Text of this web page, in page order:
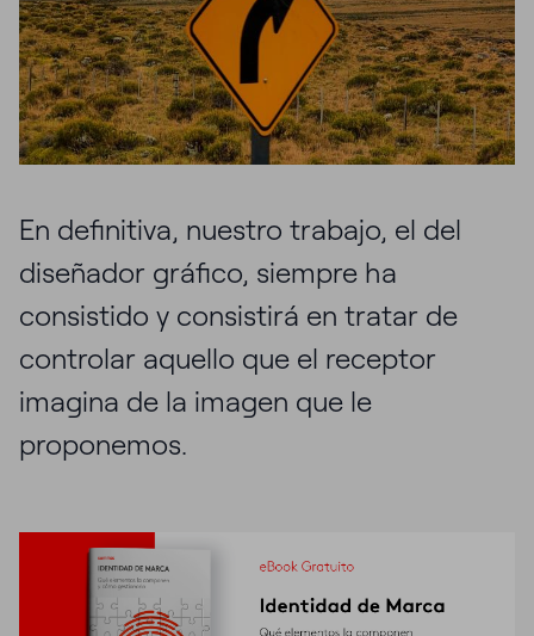
En definitiva, nuestro trabajo, el del
diseñador gráfico, siempre ha
consistido y consistirá en tratar de
controlar aquello que el receptor
imagina de la imagen que le
proponemos.